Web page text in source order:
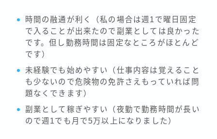
時間の融通が利く（私の場合は週1で曜日固定
で入ることが出来たので副業としては良かった
です。但し勤務時間は固定なところがほとんど
です）
未経験でも始めやすい（仕事内容は覚えること
も少ないので危険物の免許さえもっていれば問
題なくできます）
副業として稼ぎやすい（夜勤で勤務時間が長い
ので週1でも月で5万以上になりました）